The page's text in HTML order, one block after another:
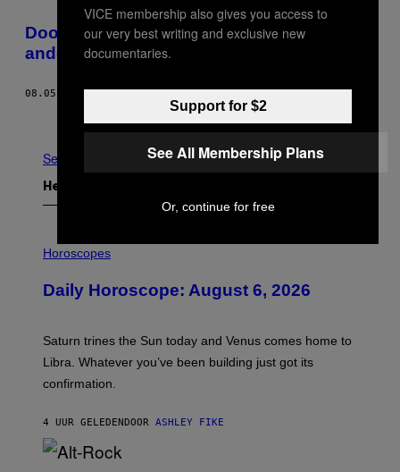
Door de dementie van mijn opa ging ik
anders naar het leven kijken
08.05.15
Ouder
See All
Het Laatste
L
S
T
I
N
R
E
E
Horoscopes
Daily Horoscope: August 6, 2026
Saturn trines the Sun today and Venus comes home to
Libra. Whatever you’ve been building just got its
confirmation.
4 UUR GELEDEN DOOR ASHLEY FIKE
VICE membership also gives you access to
our very best writing and exclusive new
documentaries.
Support for $2
See All Membership Plans
Or, continue for free